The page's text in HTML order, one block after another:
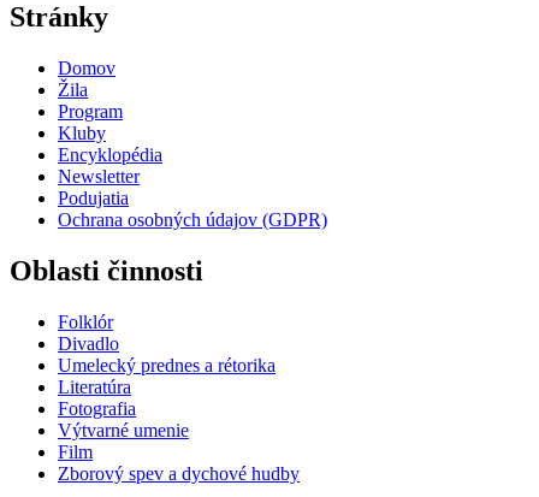
Stránky
Domov
Žila
Program
Kluby
Encyklopédia
Newsletter
Podujatia
Ochrana osobných údajov (GDPR)
Oblasti činnosti
Folklór
Divadlo
Umelecký prednes a rétorika
Literatúra
Fotografia
Výtvarné umenie
Film
Zborový spev a dychové hudby